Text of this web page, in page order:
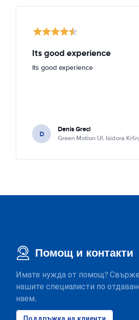
Its good experience
Its good experience
D Denis Greci
Green Motion Ul. Isidora
Помощ и контакти
Имате нужда от помощ?
нашите специалисти по
наем.